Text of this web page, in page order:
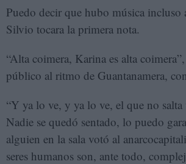
Puedo decir que hubo música incluso
Silvio tocara la primera nota.
“Alta coimera, Karina es alta
público al ritmo de Guantanamera,
“Y ya lo ve, y ya lo ve, el que no
Nadie se quedó sentado, lo puedo
alguien en la sala votó al
seres humanos son, ante todo,